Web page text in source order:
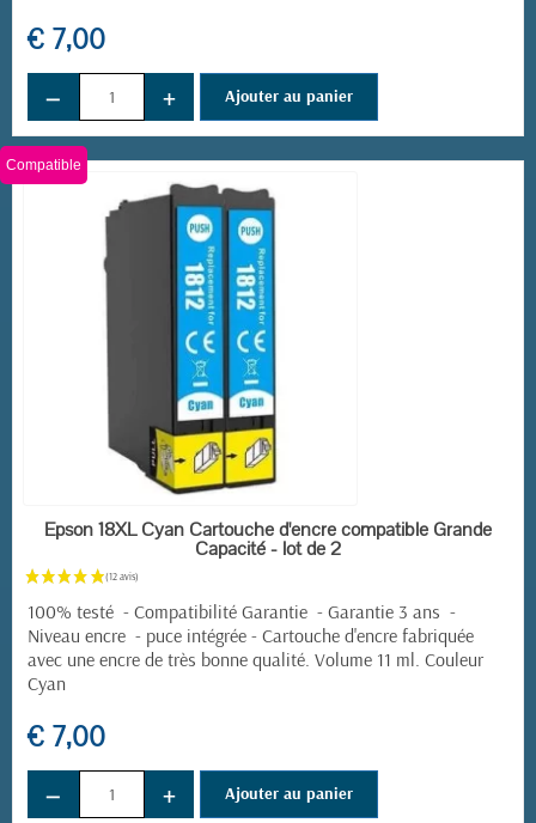
€ 7,00
− + Ajouter au panier
EN STOCK
Compatible
Epson 18XL Cyan Cartouche d'encre compatible Grande
Capacité - lot de 2
100% testé - Compatibilité Garantie - Garantie 3 ans -
Niveau encre - puce intégrée - Cartouche d'encre fabriquée
avec une encre de très bonne qualité. Volume 11 ml. Couleur
Cyan
€ 7,00
− + Ajouter au panier